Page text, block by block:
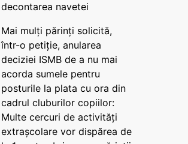
decontarea navetei
Mai mulți părinți solicită,
într-o petiție, anularea
deciziei ISMB de a nu mai
acorda sumele pentru
posturile la plata cu ora din
cadrul cluburilor copiilor:
Multe cercuri de activități
extrașcolare vor dispărea de